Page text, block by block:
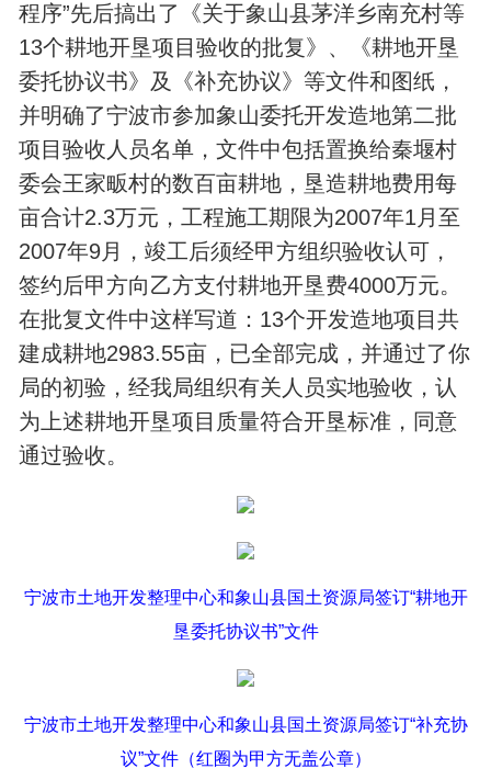
程序”先后搞出了《关于象山县茅洋乡南充村等
13个耕地开垦项目验收的批复》、《耕地开垦
委托协议书》及《补充协议》等文件和图纸，
并明确了宁波市参加象山委托开发造地第二批
项目验收人员名单，文件中包括置换给秦堰村
委会王家畈村的数百亩耕地，垦造耕地费用每
亩合计2.3万元，工程施工期限为2007年1月至
2007年9月，竣工后须经甲方组织验收认可，
签约后甲方向乙方支付耕地开垦费4000万元。
在批复文件中这样写道：13个开发造地项目共
建成耕地2983.55亩，已全部完成，并通过了你
局的初验，经我局组织有关人员实地验收，认
为上述耕地开垦项目质量符合开垦标准，同意
通过验收。
宁波市土地开发整理中心和象山县国土资源局签订“耕地开
垦委托协议书”文件
宁波市土地开发整理中心和象山县国土资源局签订“补充协
议”文件（红圈为甲方无盖公章）